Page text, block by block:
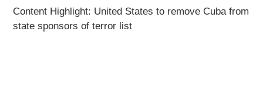
Content Highlight: United States to remove Cuba from
state sponsors of terror list